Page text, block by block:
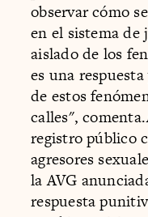
observar cómo
en el sistema de
aislado de los
es una
de estos
calles",
registro público
agresores
la AVG
respuesta